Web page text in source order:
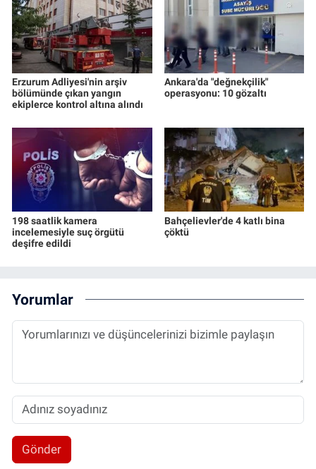
Erzurum Adliyesi'nin arşiv
bölümünde çıkan yangın
ekiplerce kontrol altına alındı
Ankara'da "değnekçilik"
operasyonu: 10 gözaltı
198 saatlik kamera
incelemesiyle suç örgütü
deşifre edildi
Bahçelievler'de 4 katlı bina
çöktü
Yorumlar
Gönder